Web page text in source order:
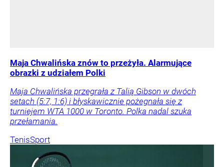
Maja Chwalińska znów to przeżyła. Alarmujące
obrazki z udziałem Polki
Maja Chwalińska przegrała z Talią Gibson w dwóch
setach (5:7, 1:6) i błyskawicznie pożegnała się z
turniejem WTA 1000 w Toronto. Polka nadal szuka
przełamania.
TenisSport